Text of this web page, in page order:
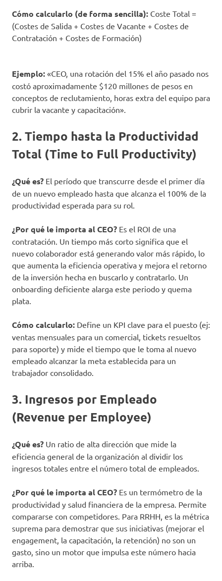
Cómo calcularlo (de forma sencilla): Coste Total =
(Costes de Salida + Costes de Vacante + Costes de
Contratación + Costes de Formación)
Ejemplo: «CEO, una rotación del 15% el año pasado nos
costó aproximadamente $120 millones de pesos en
conceptos de reclutamiento, horas extra del equipo para
cubrir la vacante y capacitación».
2. Tiempo hasta la Productividad
Total (Time to Full Productivity)
¿Qué es? El período que transcurre desde el primer día
de un nuevo empleado hasta que alcanza el 100% de la
productividad esperada para su rol.
¿Por qué le importa al CEO? Es el ROI de una
contratación. Un tiempo más corto significa que el
nuevo colaborador está generando valor más rápido, lo
que aumenta la eficiencia operativa y mejora el retorno
de la inversión hecha en buscarlo y contratarlo. Un
onboarding deficiente alarga este periodo y quema
plata.
Cómo calcularlo: Define un KPI clave para el puesto (ej:
ventas mensuales para un comercial, tickets resueltos
para soporte) y mide el tiempo que le toma al nuevo
empleado alcanzar la meta establecida para un
trabajador consolidado.
3. Ingresos por Empleado
(Revenue per Employee)
¿Qué es? Un ratio de alta dirección que mide la
eficiencia general de la organización al dividir los
ingresos totales entre el número total de empleados.
¿Por qué le importa al CEO? Es un termómetro de la
productividad y salud financiera de la empresa. Permite
compararse con competidores. Para RRHH, es la métrica
suprema para demostrar que sus iniciativas (mejorar el
engagement, la capacitación, la retención) no son un
gasto, sino un motor que impulsa este número hacia
arriba.